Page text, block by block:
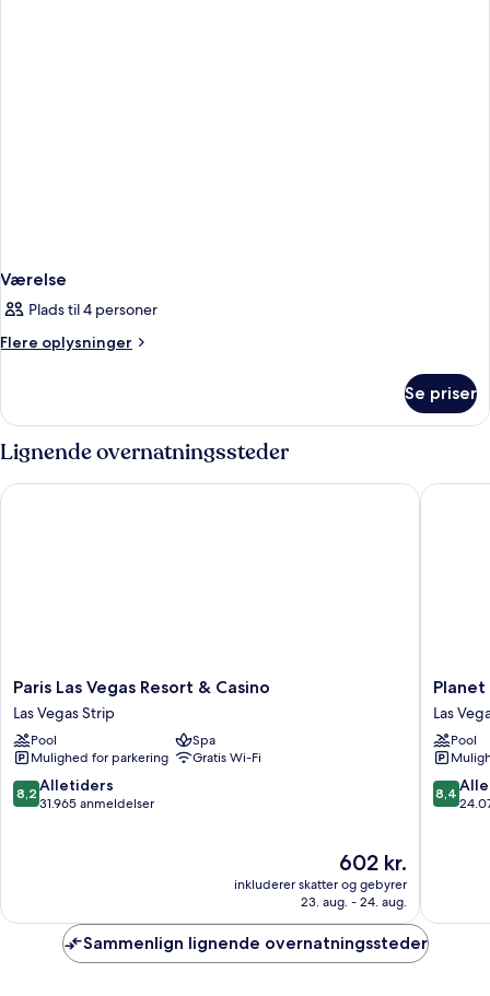
Værelse
Plads til 4 personer
Flere oplysninger
Flere
Se priser
Lignende overnatningssteder
Paris
Las
Vegas
Resort
&
Casino
Las
Paris Las Vegas Resort & Casino
Las Vegas Strip
Pool
Spa
Mulighed for parkering
Gratis Wi-Fi
8.2
ud
8,2 Alletiders
31.965 anmeldelser
Prisen
er
602 kr.
602 kr.
inkluderer skatter og gebyrer
23. aug. - 24. aug.
Paris Las Vegas Resort & Casino
Planet
Resort
&
Casino
Las
Vegas
Las
Pool
8.4
ud
8,4
Planet
Sammenlign lignende overnatningssteder